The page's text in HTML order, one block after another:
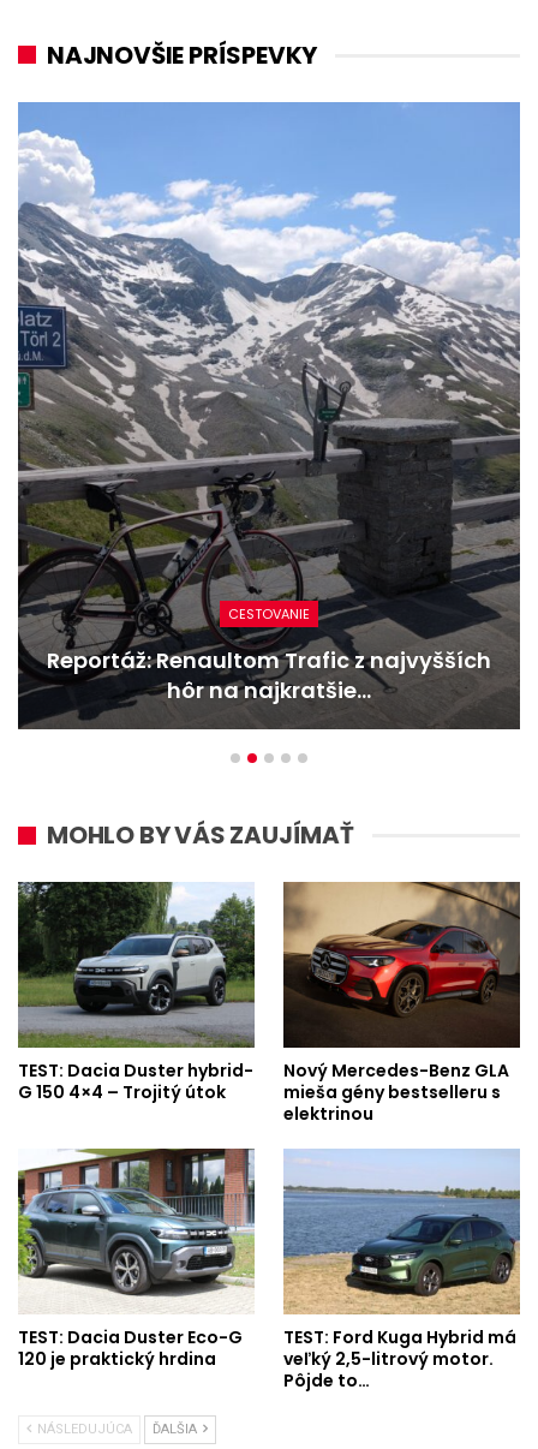
NAJNOVŠIE PRÍSPEVKY
NOVINKY
Nový Mercedes-Benz GLA mieša gény
bestselleru s elektrinou
MOHLO BY VÁS ZAUJÍMAŤ
TEST: Dacia Duster hybrid-
G 150 4×4 – Trojitý útok
Nový Mercedes-Benz GLA
mieša gény bestselleru s
elektrinou
TEST: Dacia Duster Eco-G
120 je praktický hrdina
TEST: Ford Kuga Hybrid má
veľký 2,5-litrový motor.
Pôjde to…
NÁSLEDUJÚCA ĎALŠIA